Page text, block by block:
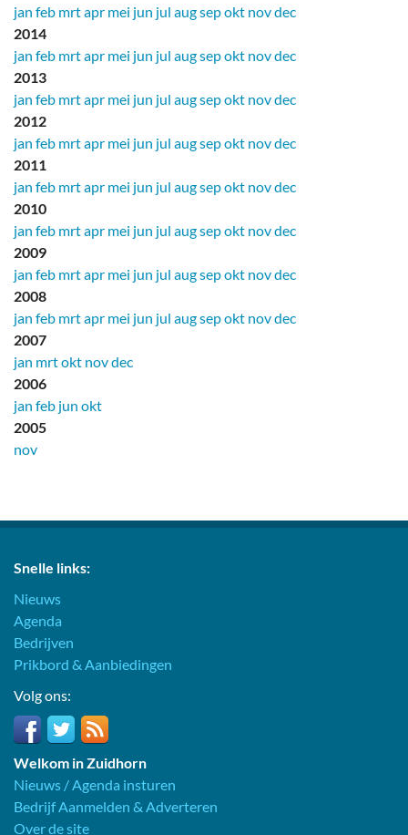
jan feb mrtapr mei jun jul augsepokt novdec
2014
jan feb mrtapr mei jun jul augsepokt novdec
2013
jan feb mrtapr mei jun jul augsepokt novdec
2012
jan feb mrtapr mei jun jul augsepokt novdec
2011
jan feb mrtapr mei jun jul augsepokt novdec
2010
jan feb mrtapr mei jun jul augsepokt novdec
2009
jan feb mrtapr mei jun jul augsepokt novdec
2008
jan feb mrtapr mei jun jul augsepokt novdec
2007
jan mrtokt novdec
2006
jan feb jun okt
2005
nov
Snelle links:
Nieuws
Agenda
Bedrijven
Prikbord & Aanbiedingen
Volg ons:
Welkom in Zuidhorn
Nieuws / Agenda insturen
Bedrijf Aanmelden & Adverteren
Over de site